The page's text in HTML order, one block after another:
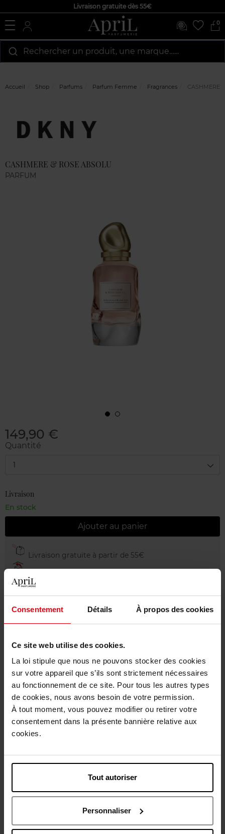
Consentement Détails À propos des cookies
Ce site web utilise des cookies.
La loi stipule que nous ne pouvons stocker des cookies
sur votre appareil que s’ils sont strictement nécessaires
au fonctionnement de ce site. Pour tous les autres types
de cookies, nous avons besoin de votre permission.
À tout moment, vous pouvez modifier ou retirer votre
consentement dans la présente bannière relative aux
cookies.
Tout autoriser
Personnaliser
Livraison gratuite dès 55€
0
Rechercher un produit, une marque…...
Accueil Shop Parfums Parfum Femme Fragrances CASHMERE
CASHMERE & ROSE ABSOLU
PARFUM
149,90 €
Quantité
1
Livraison
En stock
Ajouter au panier
Livraison gratuite à partir de 55€
Emballage cadeau offert
Description
Caractéristiques
Avis client Politique relative aux avis des clients